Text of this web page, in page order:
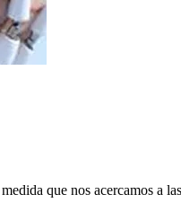
que nos acercamos a